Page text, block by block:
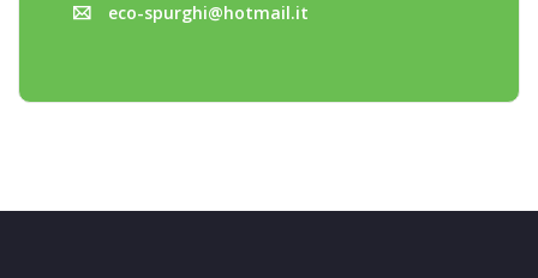
eco-spurghi@hotmail.it